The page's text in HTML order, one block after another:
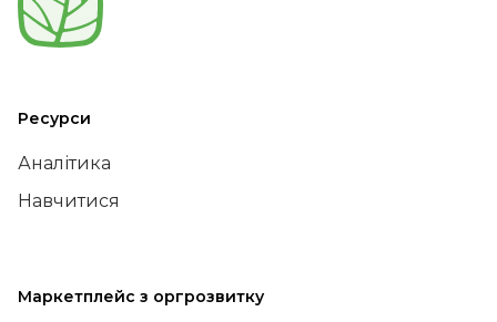
Ресурси
Аналітика
Навчитися
Маркетплейс з оргрозвитку